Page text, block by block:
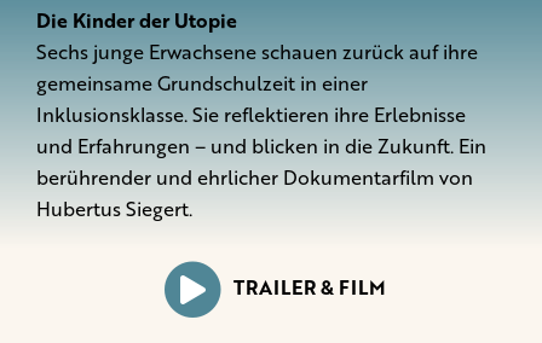
Die Kinder der Utopie
Sechs junge Erwachsene schauen zurück auf ihre
gemeinsame Grundschulzeit in einer
Inklusionsklasse. Sie reflektieren ihre Erlebnisse
und Erfahrungen – und blicken in die Zukunft. Ein
berührender und ehrlicher Dokumentarfilm von
Hubertus Siegert.
TRAILER & FILM